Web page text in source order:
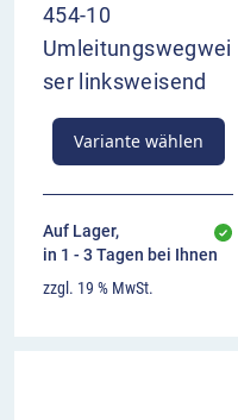
454-10
Umleitungswegwei
ser linksweisend
Variante wählen
Auf Lager,
in 1 - 3 Tagen bei Ihnen
zzgl. 19 % MwSt.